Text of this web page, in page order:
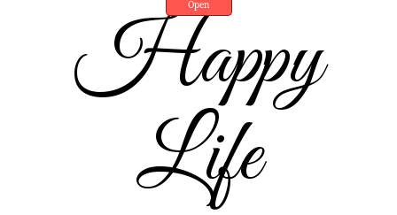
Open
Happy
Life